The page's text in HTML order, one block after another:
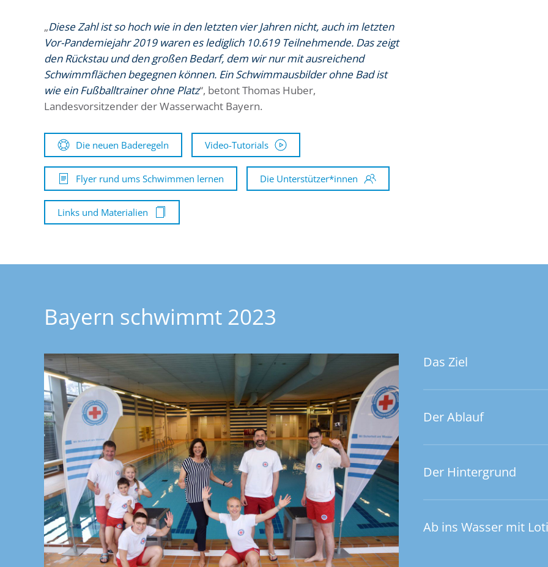
„Diese Zahl ist so hoch wie in den letzten vier Jahren nicht, auch im letzten
Vor-Pandemiejahr 2019 waren es lediglich 10.619 Teilnehmende. Das zeigt
den Rückstau und den großen Bedarf, dem wir nur mit ausreichend
Schwimmflächen begegnen können. Ein Schwimmausbilder ohne Bad ist
wie ein Fußballtrainer ohne Platz“, betont Thomas Huber,
Landesvorsitzender der Wasserwacht Bayern.
Die neuen Baderegeln Video-Tutorials
Flyer rund ums Schwimmen lernen Die Unterstützer*innen
Links und Materialien
Bayern schwimmt 2023
Das Ziel
Der Ablauf
Der Hintergrund
Ab ins Wasser mit Loti